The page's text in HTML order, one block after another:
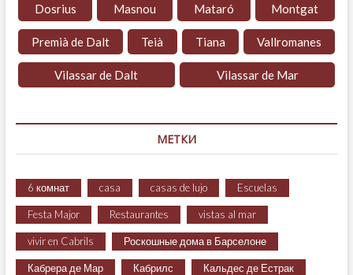
Dosrius Masnou Mataró Montgat
Premià de Dalt Teià Tiana Vallromanes
Vilassar de Dalt Vilassar de Mar
МЕТКИ
6 комнат casa casas de lujo Escuelas
Festa Major Restaurantes vistas al mar
vivir en Cabrils Роскошные дома в Барселоне
Кабрера де Мар Кабрилс Кальдес де Естрак